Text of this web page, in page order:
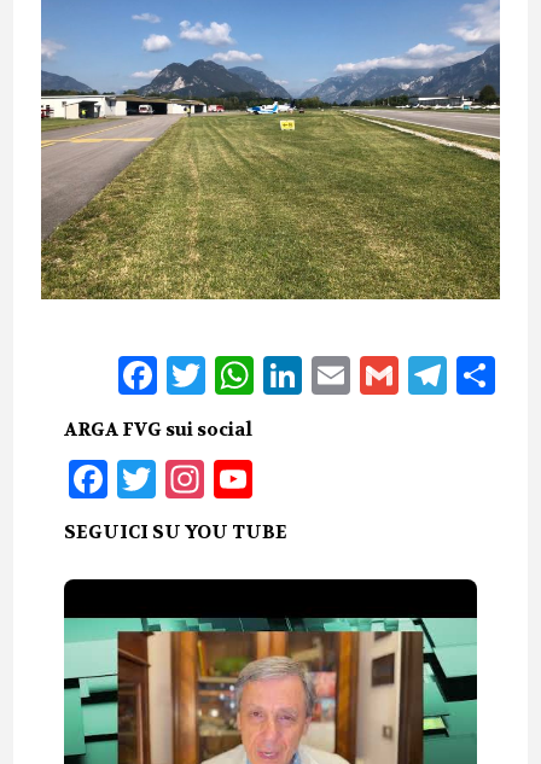
Facebook
Twitter
WhatsApp
LinkedIn
EmailGmail
ARGA FVG sui social
Facebook
Twitter
Instagram
YouTube
SEGUICI SU YOU TUBE